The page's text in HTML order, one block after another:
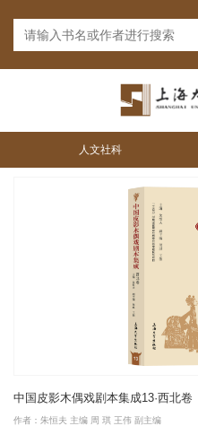
人文社科
中国皮影木偶戏剧本集成13·西北卷
作者：朱恒夫 主编 周 琪 王伟 副主编